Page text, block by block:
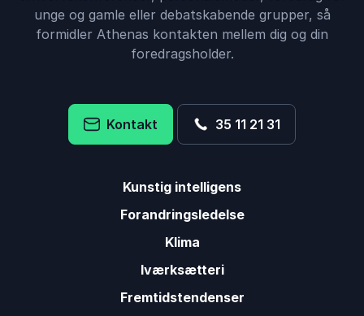
unge og gamle eller debatskabende grupper, så
formidler Athenas kontakten mellem dig og din
foredragsholder.
Kontakt 35 11 21 31
Kunstig intelligens
Forandringsledelse
Klima
Iværksætteri
Fremtidstendenser